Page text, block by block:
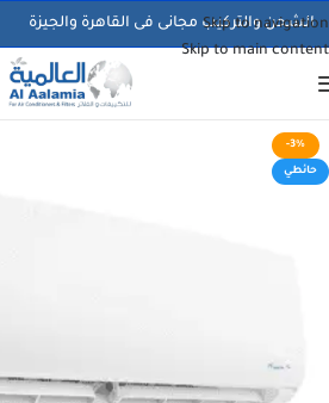
Skip to navigation
Skip to main content
الشحن والتركيب مجانى فى القاهرة والجيزة
-3%
حائطي